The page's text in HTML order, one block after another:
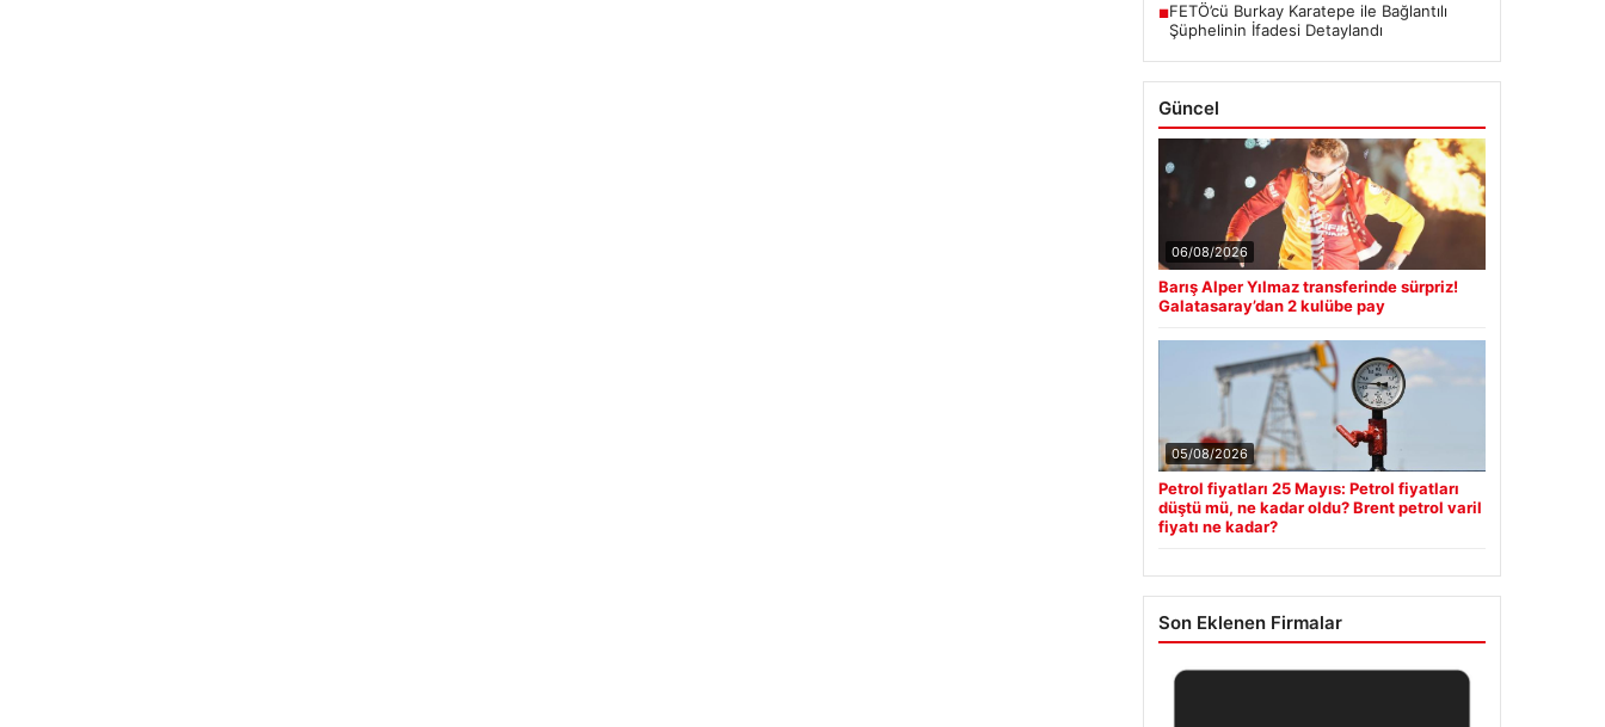
■FETÖ’cü Burkay Karatepe ile Bağlantılı
Şüphelinin İfadesi Detaylandı
Güncel
06/08/2026
Barış Alper Yılmaz transferinde sürpriz!
Galatasaray’dan 2 kulübe pay
05/08/2026
Petrol fiyatları 25 Mayıs: Petrol fiyatları
düştü mü, ne kadar oldu? Brent petrol varil
fiyatı ne kadar?
Son Eklenen Firmalar